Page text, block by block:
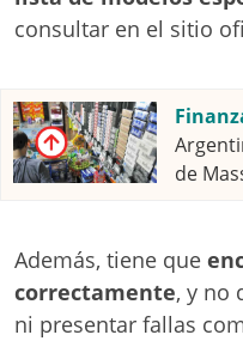
consultar en el sitio
de
Además, tiene que
correctamente, y no
ni presentar fallas